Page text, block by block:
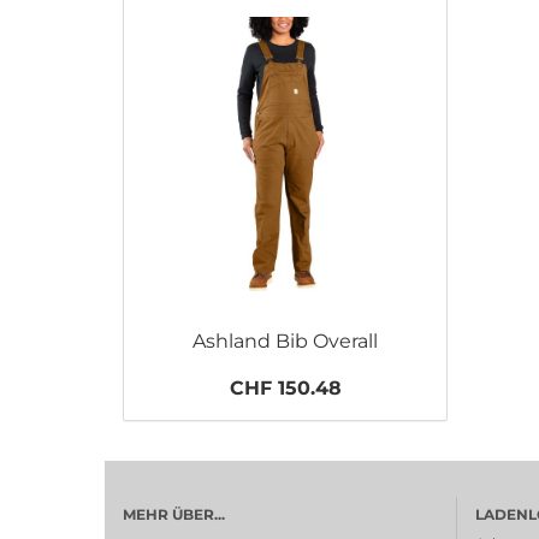
Ashland Bib Overall
CHF 150.48
MEHR ÜBER...